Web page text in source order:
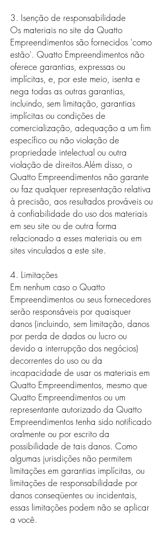
3. Isenção de responsabilidade
Os materiais no site da Quatto
Empreendimentos são fornecidos 'como
estão'. Quatto Empreendimentos não
oferece garantias, expressas ou
implícitas, e, por este meio, isenta e
nega todas as outras garantias,
incluindo, sem limitação, garantias
implícitas ou condições de
comercialização, adequação a um fim
específico ou não violação de
propriedade intelectual ou outra
violação de direitos.Além disso, o
Quatto Empreendimentos não garante
ou faz qualquer representação relativa
à precisão, aos resultados prováveis ​​ou
à confiabilidade do uso dos materiais
em seu site ou de outra forma
relacionado a esses materiais ou em
sites vinculados a este site.
4. Limitações
Em nenhum caso o Quatto
Empreendimentos ou seus fornecedores
serão responsáveis ​​por quaisquer
danos (incluindo, sem limitação, danos
por perda de dados ou lucro ou
devido a interrupção dos negócios)
decorrentes do uso ou da
incapacidade de usar os materiais em
Quatto Empreendimentos, mesmo que
Quatto Empreendimentos ou um
representante autorizado da Quatto
Empreendimentos tenha sido notificado
oralmente ou por escrito da
possibilidade de tais danos. Como
algumas jurisdições não permitem
limitações em garantias implícitas, ou
limitações de responsabilidade por
danos conseqüentes ou incidentais,
essas limitações podem não se aplicar
a você.